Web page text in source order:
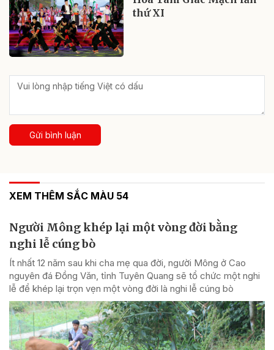
thứ XI
Gửi bình luận
XEM THÊM SẮC MÀU 54
Người Mông khép lại một vòng đời bằng
nghi lễ cúng bò
Ít nhất 12 năm sau khi cha mẹ qua đời, người Mông ở Cao
nguyên đá Đồng Văn, tỉnh Tuyên Quang sẽ tổ chức một nghi
lễ để khép lại trọn vẹn một vòng đời là nghi lễ cúng bò